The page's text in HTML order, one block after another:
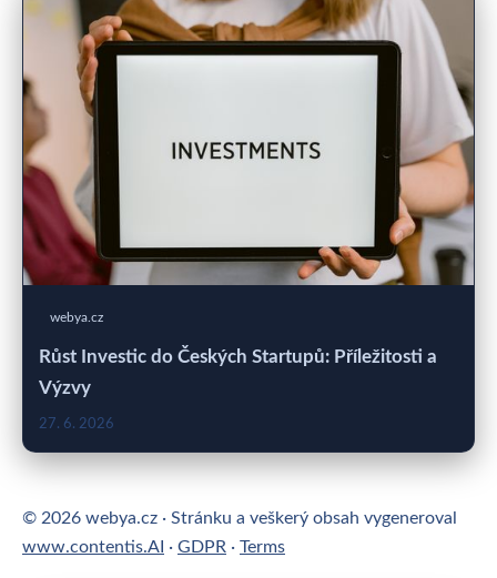
webya.cz
Růst Investic do Českých Startupů: Příležitosti a
Výzvy
27. 6. 2026
© 2026 webya.cz · Stránku a veškerý obsah vygeneroval
www.contentis.AI · GDPR · Terms